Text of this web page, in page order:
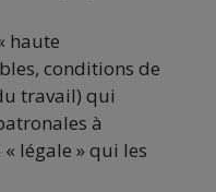
haute
conditions de
travail) qui
à
légale » qui les